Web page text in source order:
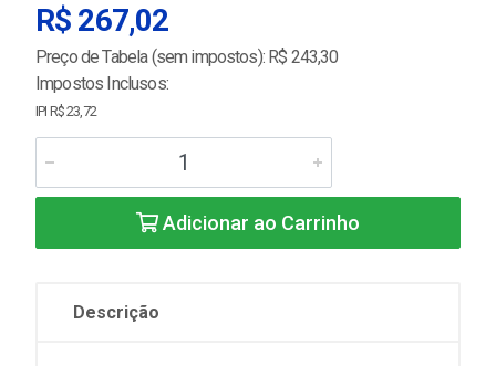
R$ 267,02
Preço de Tabela (sem impostos): R$ 243,30
Impostos Inclusos:
IPI R$ 23,72
Adicionar ao Carrinho
Descrição